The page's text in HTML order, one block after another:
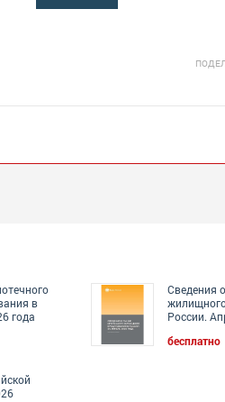
в
года
Сведения
России.
бесплатно